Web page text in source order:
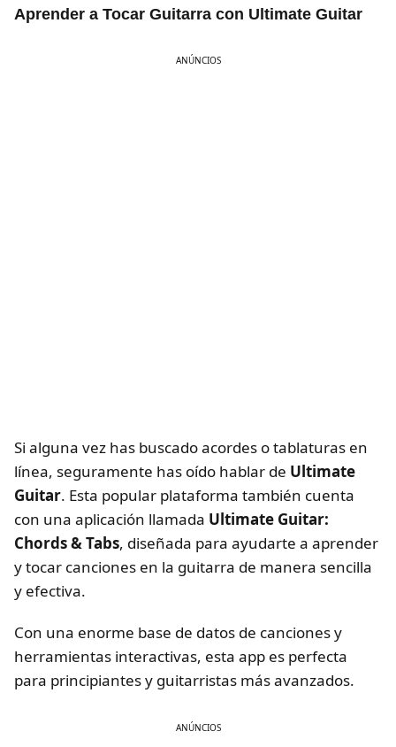
Aprender a Tocar Guitarra con Ultimate Guitar
ANÚNCIOS
Si alguna vez has buscado acordes o tablaturas en
línea, seguramente has oído hablar de Ultimate
Guitar. Esta popular plataforma también cuenta
con una aplicación llamada Ultimate Guitar:
Chords & Tabs, diseñada para ayudarte a aprender
y tocar canciones en la guitarra de manera sencilla
y efectiva.
Con una enorme base de datos de canciones y
herramientas interactivas, esta app es perfecta
para principiantes y guitarristas más avanzados.
ANÚNCIOS